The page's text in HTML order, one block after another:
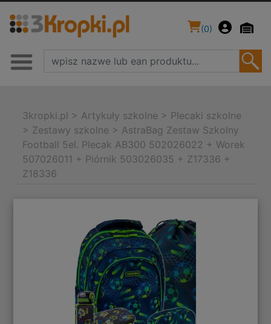
(0)
3kropki.pl > Artykuły szkolne > Plecaki szkolne
> Zestawy szkolne > AstraBag Zestaw Szkolny
Football 5el. Plecak AB300 502026022 + Worek
507026011 + Piórnik 503026035 + Z17336 +
Z18336